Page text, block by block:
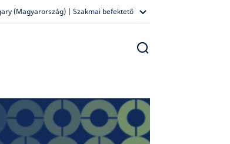
(Magyarország) | Szakmai befektető